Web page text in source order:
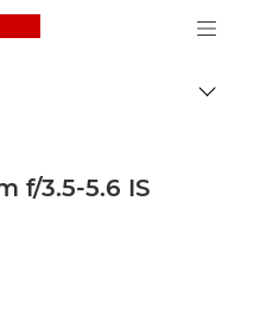
Canon Logo, back to
f/3.5-5.6 IS